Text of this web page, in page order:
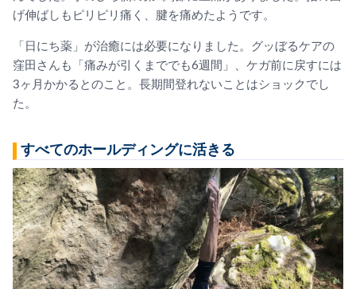
げ伸ばしもピリピリ痛く、腱を痛めたようです。
「日にち薬」が治癒には必要になりました。グッぼるケアの
窪田さんも「痛みが引くまででも6週間」、ケガ前に戻すには
3ヶ月かかるとのこと。長期間登れないことはショックでし
た。
すべてのホールディングに活きる